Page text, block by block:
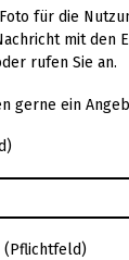
für die
mit den
rufen Sie an.
gerne ein
(Pflichtfeld)